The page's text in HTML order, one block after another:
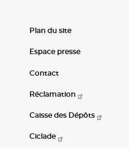
Plan du site
Espace presse
Contact
Réclamation
Caisse des Dépôts
Ciclade